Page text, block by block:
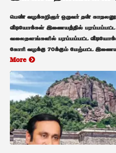
பெண் வழக்கறிஞர் ஒருவர் தன்
வீடியோக்கள் இணையத்தில்
வலைதளங்களில் பரப்பப்பட்ட
கோரி வழக்கு 70க்கும் மேற்பட்ட
More